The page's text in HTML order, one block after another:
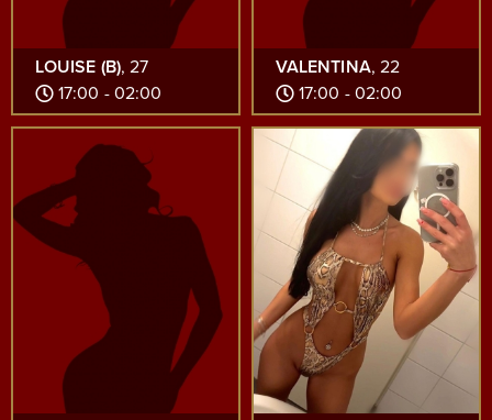
LOUISE (B), 27
17:00 - 02:00
VALENTINA, 22
17:00 - 02:00